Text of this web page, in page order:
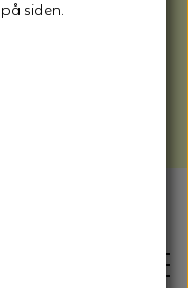
hele
kan være lidt
siden.